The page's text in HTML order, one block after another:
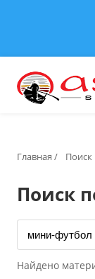
Главная / Поиск
Поиск
Найдено